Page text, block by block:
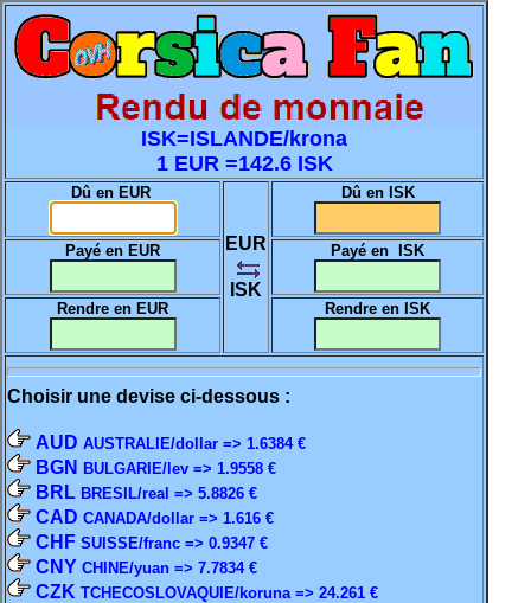
ISK=ISLANDE/krona
1 EUR =142.6 ISK
Dû en EUR
EUR
ISK
Dû en ISK
Payé en EUR Payé en ISK
Rendre en EUR Rendre en ISK
Choisir une devise ci-dessous :
AUD AUSTRALIE/dollar => 1.6384 €
BGN BULGARIE/lev => 1.9558 €
BRL BRESIL/real => 5.8826 €
CAD CANADA/dollar => 1.616 €
CHF SUISSE/franc => 0.9347 €
CNY CHINE/yuan => 7.7834 €
CZK TCHECOSLOVAQUIE/koruna => 24.261 €